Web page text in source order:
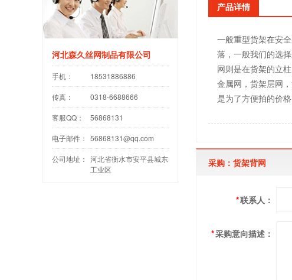
产品详情
一般重型货架在安
落，一般我们的选
网则是在货架的立
金属网，货架层网
是为了方便拍的价
采购：货架背网
*联系人：
*采购意向描述：
河北森久丝网制品有限公司
手机： 18531886886
传真： 0318-6688666
客服QQ： 56868131
电子邮件： 56868131@qq.com
公司地址： 河北省衡水市安平县城东
工业区